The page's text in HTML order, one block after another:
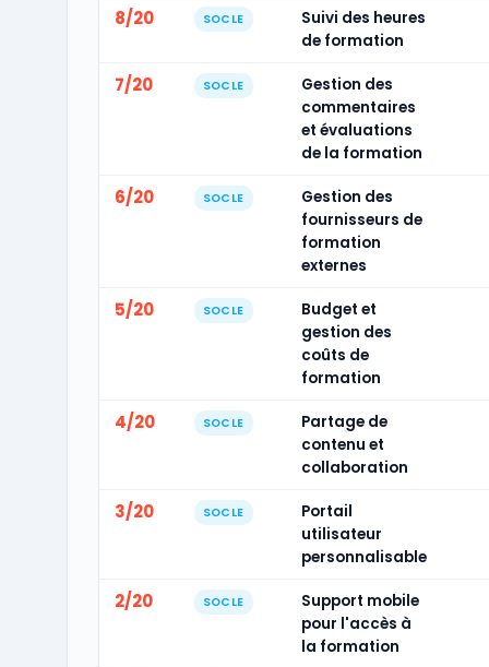
8/20 SOCLE
Suivi des heures
de formation
7/20 SOCLE
Gestion des
commentaires
et évaluations
de la formation
6/20 SOCLE
Gestion des
fournisseurs de
formation
externes
5/20 SOCLE
Budget et
gestion des
coûts de
formation
4/20 SOCLE
Partage de
contenu et
collaboration
3/20 SOCLE
Portail
utilisateur
personnalisable
2/20 SOCLE
Support mobile
pour l'accès à
la formation